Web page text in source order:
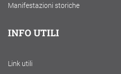
Manifestazioni storiche
INFO UTILI
Link utili